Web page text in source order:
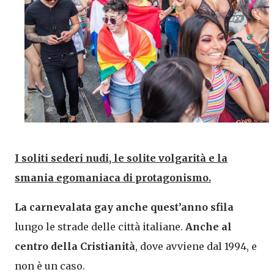
I soliti sederi nudi, le solite volgarità e la
smania egomaniaca di protagonismo.
La carnevalata gay anche quest’anno sfila
lungo le strade delle città italiane. Anche al
centro della Cristianità, dove avviene dal 1994, e
non è un caso.